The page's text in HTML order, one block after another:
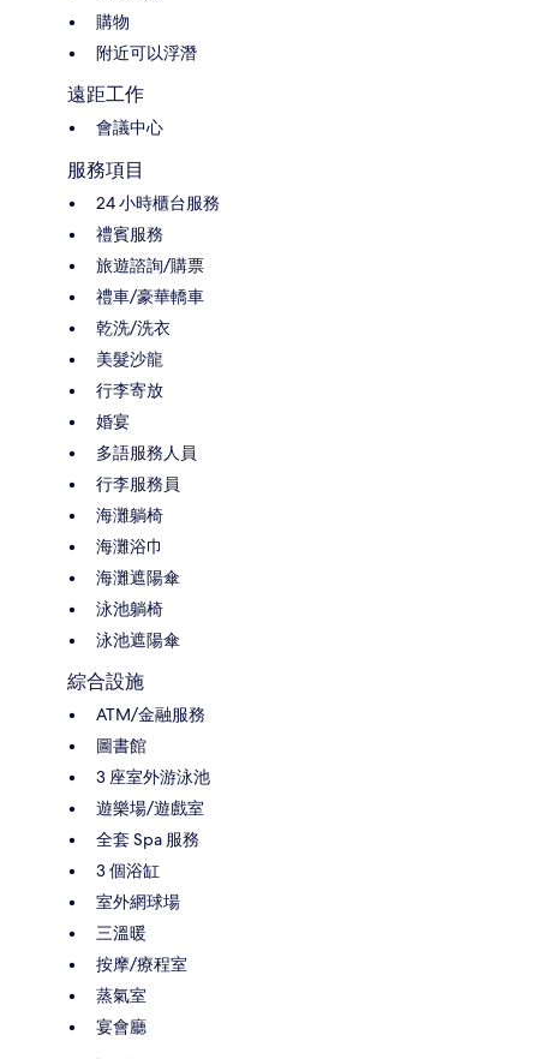
購物
附近可以浮潛
遠距工作
會議中心
服務項目
24 小時櫃台服務
禮賓服務
旅遊諮詢/購票
禮車/豪華轎車
乾洗/洗衣
美髮沙龍
行李寄放
婚宴
多語服務人員
行李服務員
海灘躺椅
海灘浴巾
海灘遮陽傘
泳池躺椅
泳池遮陽傘
綜合設施
ATM/金融服務
圖書館
3 座室外游泳池
遊樂場/遊戲室
全套 Spa 服務
3 個浴缸
室外網球場
三溫暖
按摩/療程室
蒸氣室
宴會廳